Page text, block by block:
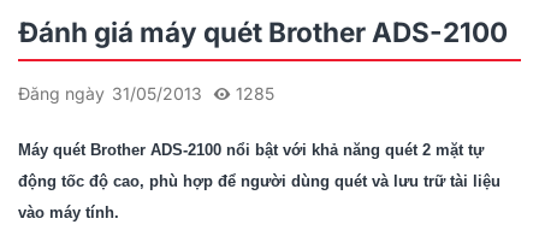
Đánh giá máy quét Brother ADS-2100
Đăng ngày 31/05/2013 1285
Máy quét Brother ADS-2100 nổi bật với khả năng quét 2 mặt tự
động tốc độ cao, phù hợp để người dùng quét và lưu trữ tài liệu
vào máy tính.